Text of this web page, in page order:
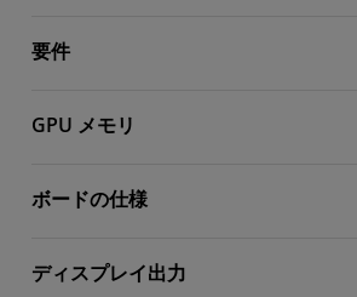
要件
GPU メモリ
ボードの仕様
ディスプレイ出力